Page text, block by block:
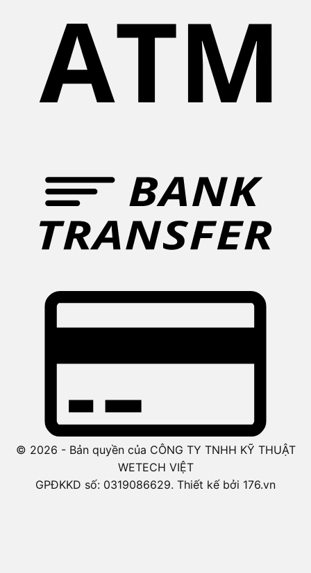
© 2026 - Bản quyền của CÔNG TY TNHH KỸ THUẬT
WETECH VIỆT
GPĐKKD số: 0319086629. Thiết kế bởi 176.vn